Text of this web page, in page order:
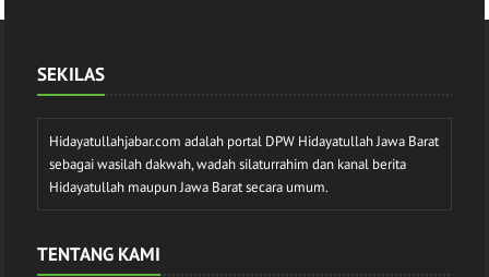
SEKILAS
Hidayatullahjabar.com adalah portal DPW Hidayatullah Jawa Barat
sebagai wasilah dakwah, wadah silaturrahim dan kanal berita
Hidayatullah maupun Jawa Barat secara umum.
TENTANG KAMI